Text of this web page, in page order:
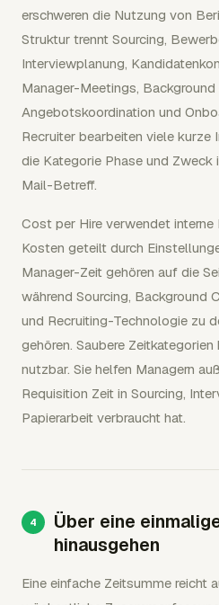
erschweren die Nutzung von
Struktur trennt Sourcing,
Interviewplanung,
Manager-Meetings, Background
Angebotskoordination und
Recruiter bearbeiten viele kurze
die Kategorie Phase und Zweck
Mail-Betreff.
Cost per Hire verwendet
Kosten geteilt durch
Manager-Zeit gehören auf die
während Sourcing, Background
und Recruiting-Technologie zu
gehören. Saubere
nutzbar. Sie helfen Managern
Requisition Zeit in Sourcing,
Papierarbeit verbraucht hat.
Über eine
hinausgehen
Eine einfache Zeitsumme reicht